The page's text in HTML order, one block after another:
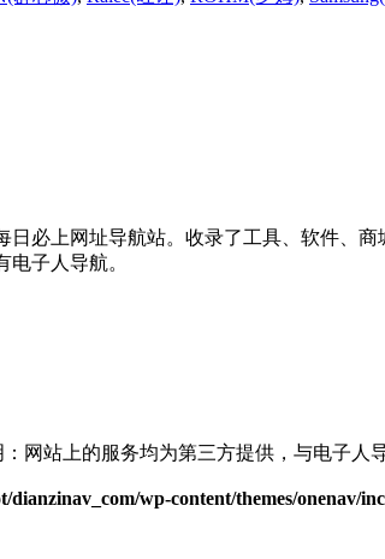
必上网址导航站。收录了工具、软件、
子人导航。
：网站上的服务均为第三方提供，与电子人
wp-content/themes/onenav/